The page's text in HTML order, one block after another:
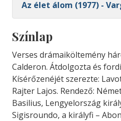
Az élet álom (1977) -
Színlap
Verses drámaiköltemény
Calderon. Átdolgozta és
Kísérőzenéjét szerezte:
Rajter Lajos. Rendező:
Basilius, Lengyelország
Sigisroundo, a királyfi –